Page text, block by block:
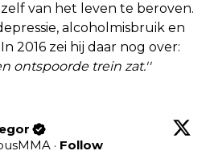
van het leven te beroven.
alcoholmisbruik en
2016 zei hij daar nog over:
ontspoorde trein zat.''
· Follow